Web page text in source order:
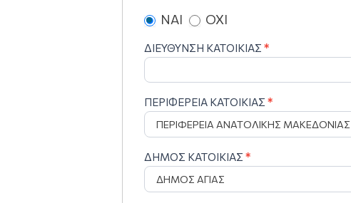
ΝΑΙ ΟΧΙ
ΔΙΕΥΘΥΝΣΗ ΚΑΤΟΙΚΙΑΣ *
ΠΕΡΙΦΕΡΕΙΑ ΚΑΤΟΙΚΙΑΣ *
ΔΗΜΟΣ ΚΑΤΟΙΚΙΑΣ *